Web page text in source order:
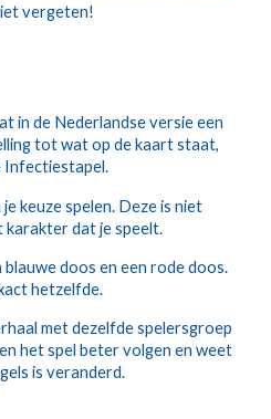
vergeten!
in de Nederlandse versie een
tot wat op de kaart staat,
Infectiestapel.
keuze spelen. Deze is niet
karakter dat je speelt.
doos en een rode doos.
hetzelfde.
met dezelfde spelersgroep
het spel beter volgen en weet
is veranderd.